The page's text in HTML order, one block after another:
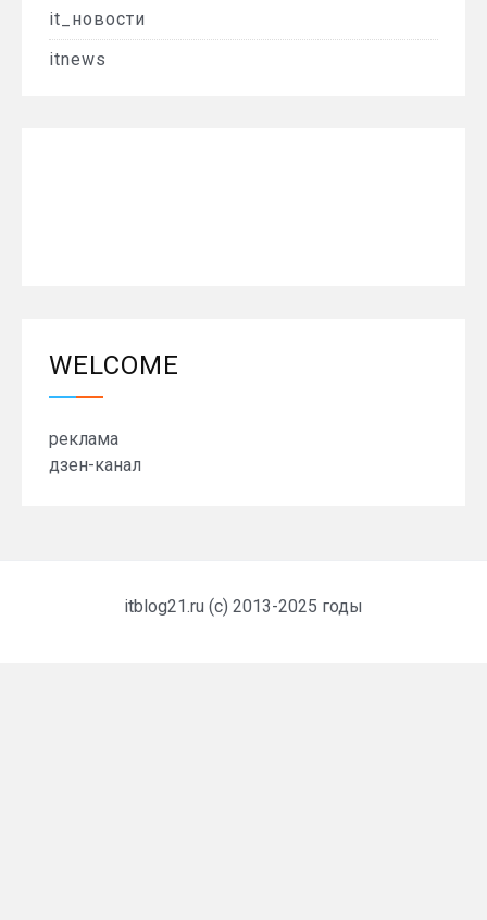
it_новости
itnews
WELCOME
реклама
дзен-канал
itblog21.ru (c) 2013-2025 годы